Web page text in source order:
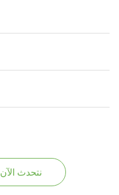
نتحدث الآن